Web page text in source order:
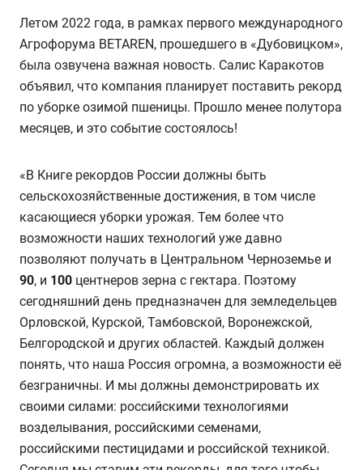
Летом 2022 года, в рамках первого международного
Агрофорума BETAREN, прошедшего в «Дубовицком»,
была озвучена важная новость. Салис Каракотов
объявил, что компания планирует поставить рекорд
по уборке озимой пшеницы. Прошло менее полутора
месяцев, и это событие состоялось!
«В Книге рекордов России должны быть
сельскохозяйственные достижения, в том числе
касающиеся уборки урожая. Тем более что
возможности наших технологий уже давно
позволяют получать в Центральном Черноземье и
90, и 100 центнеров зерна с гектара. Поэтому
сегодняшний день предназначен для земледельцев
Орловской, Курской, Тамбовской, Воронежской,
Белгородской и других областей. Каждый должен
понять, что наша Россия огромна, а возможности её
безграничны. И мы должны демонстрировать их
своими силами: российскими технологиями
возделывания, российскими семенами,
российскими пестицидами и российской техникой.